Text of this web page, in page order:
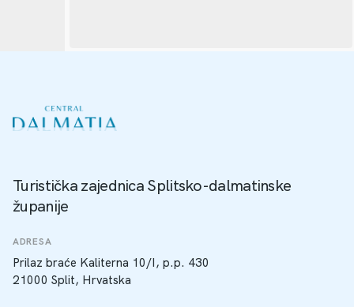
Turistička zajednica Splitsko-dalmatinske
županije
ADRESA
Prilaz braće Kaliterna 10/I, p.p. 430
21000 Split, Hrvatska